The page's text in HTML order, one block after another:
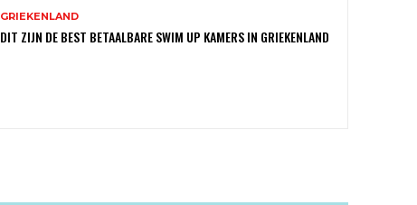
GRIEKENLAND
DIT ZIJN DE BEST BETAALBARE SWIM UP KAMERS IN GRIEKENLAND